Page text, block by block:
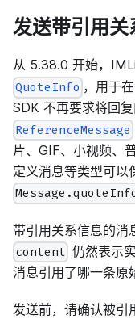
发送带引用
从 5.38.0 开始，
QuoteInfo ，用于
SDK 不再要求将回
ReferenceMessage
片、GIF、小视频、
定义消息等类型可以
带引用关系信息的消
content 仍然表示
消息引用了哪一条原
发送前，请确认被引